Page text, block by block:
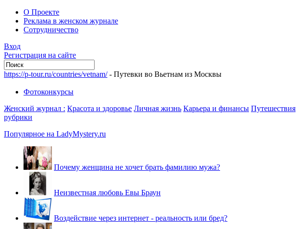
О Проекте
Реклама в женском журнале
Сотрудничество
Вход
Регистрация на сайте
https://p-tour.ru/countries/vetnam/- Путевки во Вьетнам из Москвы
Фотоконкурсы
Женский журнал : Красота и здоровье Личная жизнь Карьера и финансы Путешествия
рубрики
Популярное на LadyMystery.ru
Почему женщина не хочет брать фамилию мужа?
Неизвестная любовь Евы Браун
Воздействие через интернет - реальность или бред?